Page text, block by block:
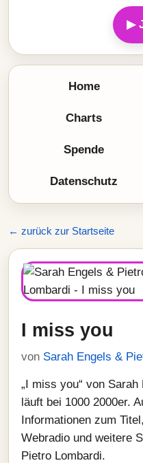
▶
Home
Charts
Spende
Datenschutz
← zurück zur Startseite
I miss you
von Sarah Engels &
„I miss you“ von
läuft bei 1000 2000er.
Informationen zum
Webradio und weitere
Pietro Lombardi.